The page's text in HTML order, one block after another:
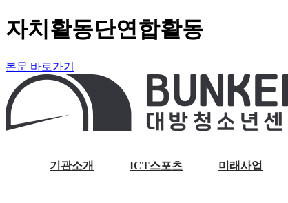
자치활동단연합활동
본문 바로가기
기관소개 ICT스포츠 미래사업